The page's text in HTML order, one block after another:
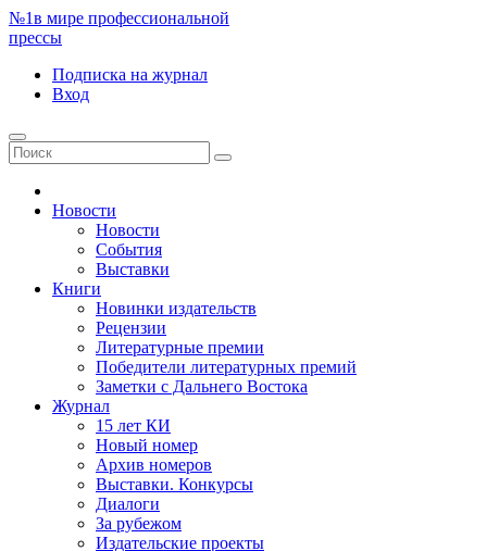
№1в мире профессиональной
прессы
Подписка на журнал
Вход
Новости
Новости
События
Выставки
Книги
Новинки издательств
Рецензии
Литературные премии
Победители литературных премий
Заметки с Дальнего Востока
Журнал
15 лет КИ
Новый номер
Архив номеров
Выставки. Конкурсы
Диалоги
За рубежом
Издательские проекты